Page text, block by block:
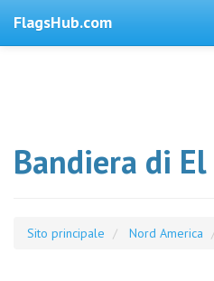
FlagsHub.com
Bandiera di
Sito principale Nord America